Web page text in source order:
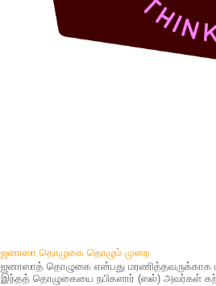
ஜனாஸா தொழுகை தொழும் முறை
ஜனாஸாத் தொழுகை என்பது மரணித்தவருக்காக
இந்தத் தொழுகையை நபிகளார் (ஸல்) அவர்கள்